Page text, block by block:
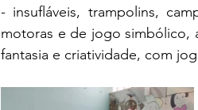
- insufláveis, trampolins,
motoras e de jogo simbólico,
fantasia e criatividade, com